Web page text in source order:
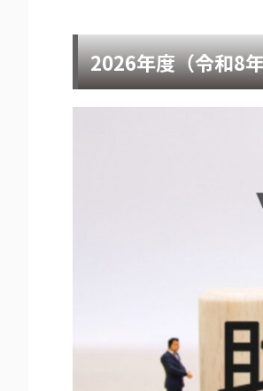
2026年度（令和8